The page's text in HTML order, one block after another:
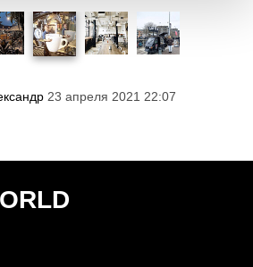
23 апреля 2021 22:07